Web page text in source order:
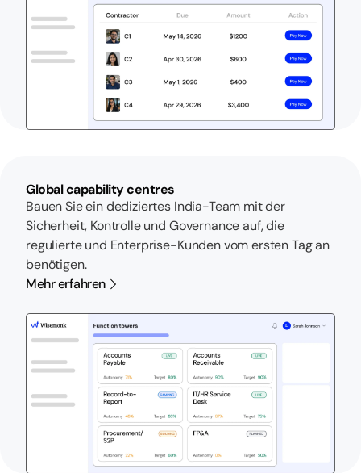
Global capability centres
Bauen Sie ein dediziertes India-Team mit der
Sicherheit, Kontrolle und Governance auf, die
regulierte und Enterprise-Kunden vom ersten Tag an
benötigen.
Mehr erfahren